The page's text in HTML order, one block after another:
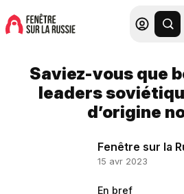
Saviez-vous que
leaders
d’origine
Fenêtre sur la
15 avr 2023
En bref